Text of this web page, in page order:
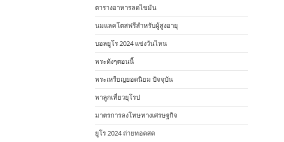
ตารางอาหารลดไขมัน
นมแลคโตสฟรีสำหรับผู้สูงอายุ
บอลยูโร 2024 แข่งวันไหน
พระดังๆตอนนี้
พระเหรียญยอดนิยม ปัจจุบัน
พาลูกเที่ยวยุโรป
มาตรการลงโทษทางเศรษฐกิจ
ยูโร 2024 ถ่ายทอดสด